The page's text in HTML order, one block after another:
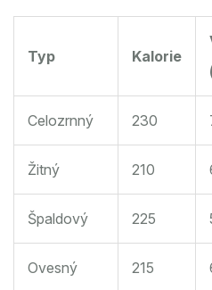
Typ Kalorie
Celozrnný 230
Žitný 210
Špaldový 225
Ovesný 215